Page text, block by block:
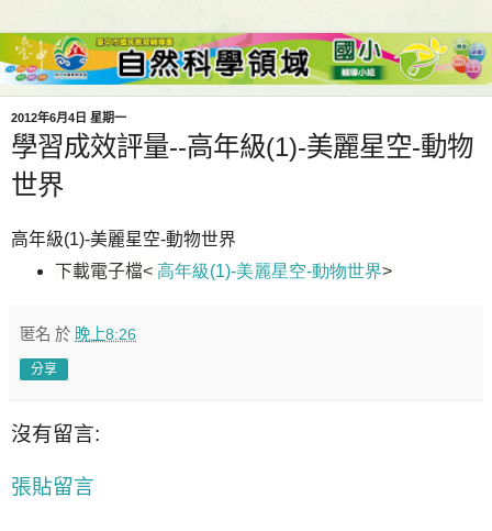
2012年6月4日 星期一
學習成效評量--高年級(1)-美麗星空-動物
世界
高年級(1)-美麗星空-動物世界
下載電子檔< 高年級(1)-美麗星空-動物世界>
匿名 於 晚上8:26
分享
沒有留言:
張貼留言